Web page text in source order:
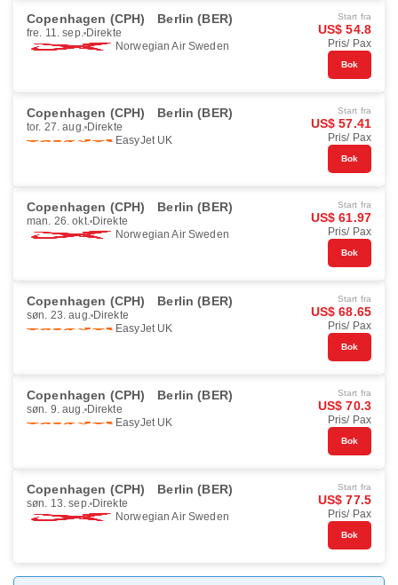
Copenhagen (CPH) Berlin (BER)
fre. 11. sep. Direkte
Norwegian Air Sweden
Start fra
US$ 54.8
Pris/ Pax
Bok
Copenhagen (CPH) Berlin (BER)
tor. 27. aug. Direkte
EasyJet UK
Start fra
US$ 57.41
Pris/ Pax
Bok
Copenhagen (CPH) Berlin (BER)
man. 26. okt. Direkte
Norwegian Air Sweden
Start fra
US$ 61.97
Pris/ Pax
Bok
Copenhagen (CPH) Berlin (BER)
søn. 23. aug. Direkte
EasyJet UK
Start fra
US$ 68.65
Pris/ Pax
Bok
Copenhagen (CPH) Berlin (BER)
søn. 9. aug. Direkte
EasyJet UK
Start fra
US$ 70.3
Pris/ Pax
Bok
Copenhagen (CPH) Berlin (BER)
søn. 13. sep. Direkte
Norwegian Air Sweden
Start fra
US$ 77.5
Pris/ Pax
Bok